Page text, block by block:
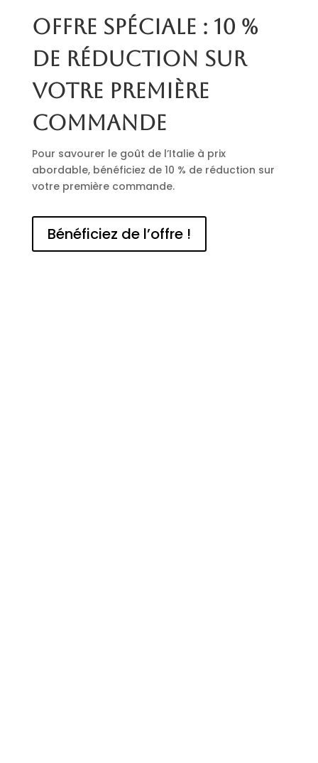
Offre spéciale : 10 %
de réduction sur
votre première
commande
Pour savourer le goût de l’Italie à prix
abordable, bénéficiez de 10 % de réduction sur
votre première commande.
Bénéficiez de l’offre !